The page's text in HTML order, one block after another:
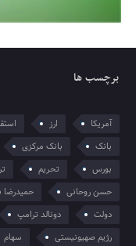
برچسب ها
آمریکا ارز
بانک
بانک مرکزی
بورس
تحریم
حسن روحانی
حمیدرضا
دولت
دونالد ترامپ
رژیم صهیونیستی
سهام